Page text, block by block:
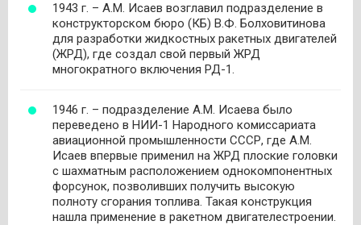
1943 г. – А.М. Исаев возглавил подразделение в
конструкторском бюро (КБ) В.Ф. Болховитинова
для разработки жидкостных ракетных двигателей
(ЖРД), где создал свой первый ЖРД
многократного включения РД-1.
1946 г. – подразделение А.М. Исаева было
переведено в НИИ-1 Народного комиссариата
авиационной промышленности СССР, где А.М.
Исаев впервые применил на ЖРД плоские головки
с шахматным расположением однокомпонентных
форсунок, позволивших получить высокую
полноту сгорания топлива. Такая конструкция
нашла применение в ракетном двигателестроении.